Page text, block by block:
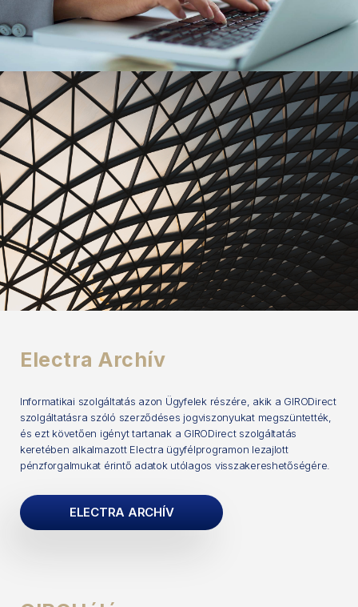
Electra Archív
Informatikai szolgáltatás azon Ügyfelek részére, akik a GIRODirect
szolgáltatásra szóló szerződéses jogviszonyukat megszüntették,
és ezt követően igényt tartanak a GIRODirect szolgáltatás
keretében alkalmazott Electra ügyfélprogramon lezajlott
pénzforgalmukat érintő adatok utólagos visszakereshetőségére.
ELECTRA ARCHÍV